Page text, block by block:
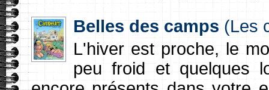
Belles des camps (Les
L'hiver est proche, le
peu froid et quelques